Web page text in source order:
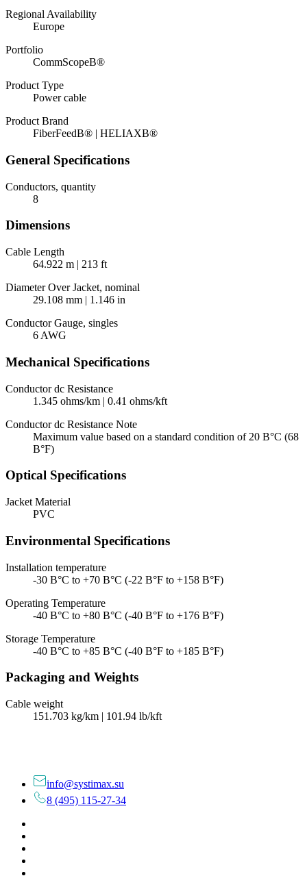
Regional Availability
Europe
Portfolio
CommScopeВ®
Product Type
Power cable
Product Brand
FiberFeedВ® | HELIAXВ®
General Specifications
Conductors, quantity
8
Dimensions
Cable Length
64.922 m | 213 ft
Diameter Over Jacket, nominal
29.108 mm | 1.146 in
Conductor Gauge, singles
6 AWG
Mechanical Specifications
Conductor dc Resistance
1.345 ohms/km | 0.41 ohms/kft
Conductor dc Resistance Note
Maximum value based on a standard condition of 20 В°C (68
В°F)
Optical Specifications
Jacket Material
PVC
Environmental Specifications
Installation temperature
-30 В°C to +70 В°C (-22 В°F to +158 В°F)
Operating Temperature
-40 В°C to +80 В°C (-40 В°F to +176 В°F)
Storage Temperature
-40 В°C to +85 В°C (-40 В°F to +185 В°F)
Packaging and Weights
Cable weight
151.703 kg/km | 101.94 lb/kft
info@systimax.su
8 (495) 115-27-34